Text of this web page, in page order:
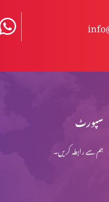
سپورٹ
ہم سے رابطہ کریں۔